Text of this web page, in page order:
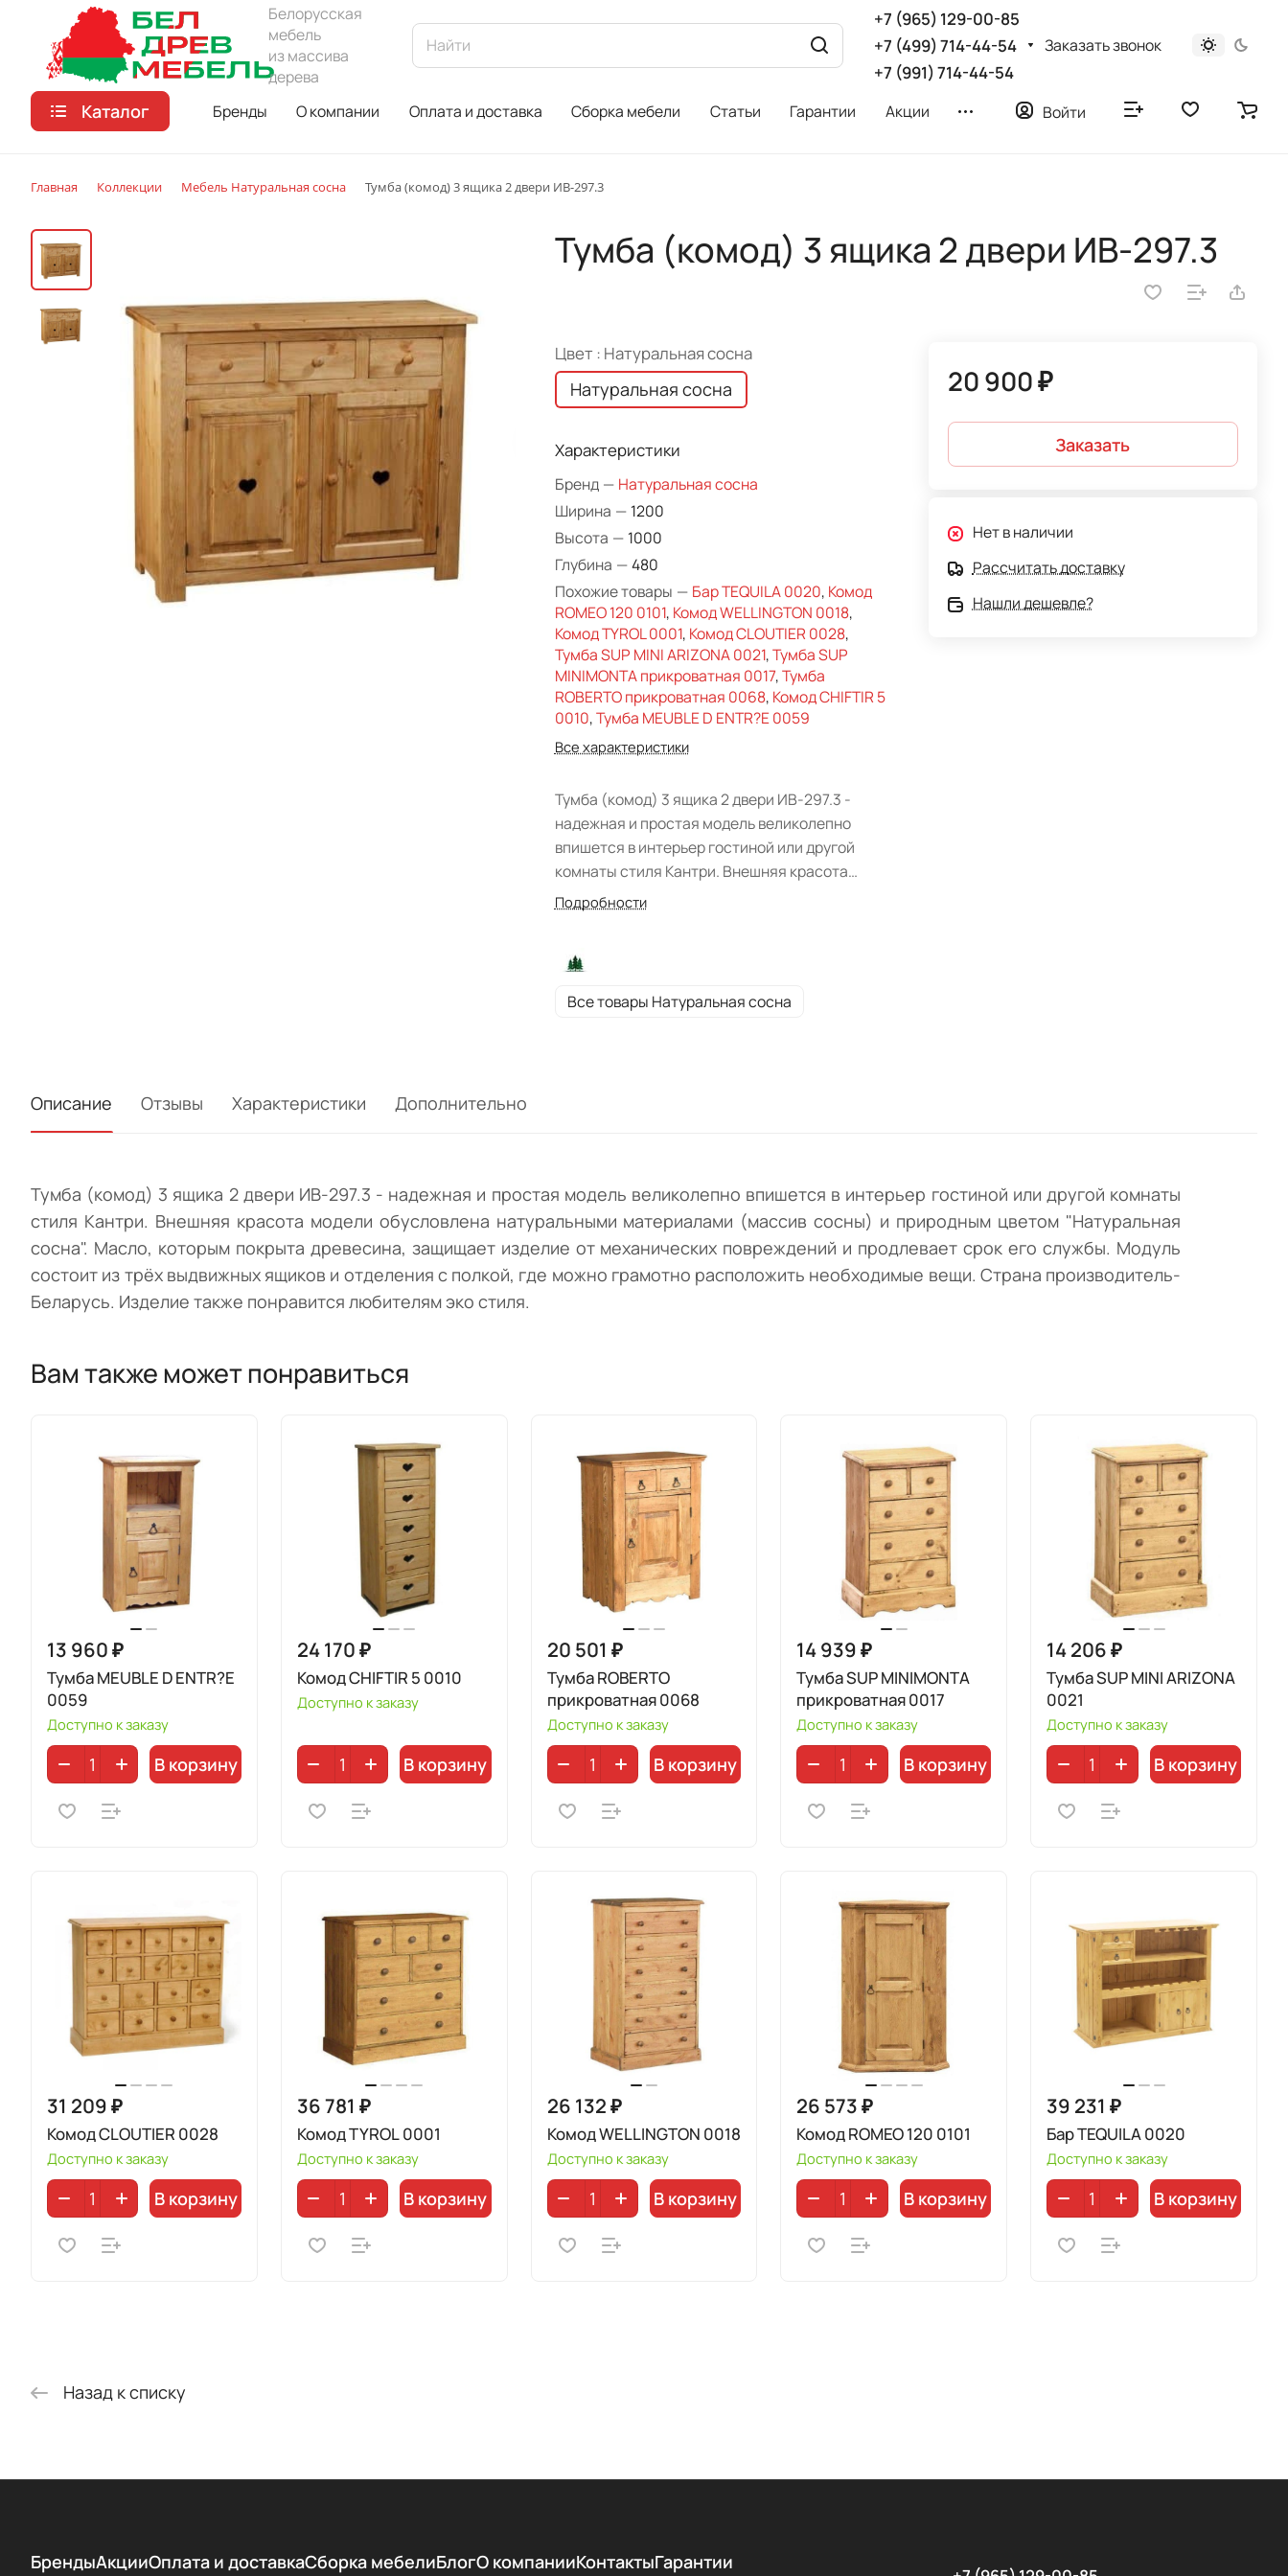
Белорусская
мебель
из массива
дерева
+7 (965) 129-00-85
+7 (499) 714-44-54
+7 (991) 714-44-54
Заказать звонок
Каталог Бренды О компании Оплата и доставка Сборка мебели Статьи Гарантии Акции Войти
Главная Коллекции Мебель Натуральная сосна Тумба (комод) 3 ящика 2 двери ИВ-297.3
Тумба (комод) 3 ящика 2 двери ИВ-297.3
Цвет : Натуральная сосна
Натуральная сосна
Характеристики
Бренд — Натуральная сосна
Ширина — 1200
Высота — 1000
Глубина —480
Похожие товары — Бар TEQUILA 0020, Комод
ROMEO 120 0101, Комод WELLINGTON 0018,
Комод TYROL 0001, Комод CLOUTIER 0028,
Тумба SUP MINI ARIZONA 0021,Тумба SUP
MINIMONTA прикроватная 0017,Тумба
ROBERTO прикроватная 0068, Комод CHIFTIR 5
0010,Тумба MEUBLE D ENTR?E 0059
Все характеристики
Тумба (комод) 3 ящика 2 двери ИВ-297.3 -
надежная и простая модель великолепно
впишется в интерьер гостиной или другой
комнаты стиля Кантри. Внешняя красота
модели обусловлена натуральными
покрыта древесина, защищает изделие от
механических повреждений и продлевает
срок его службы. Модуль состоит из трёх
Подробности
Все товары Натуральная сосна
20 900 ₽
Заказать
Нет в наличии
Рассчитать доставку
Нашли дешевле?
Описание Отзывы Характеристики Дополнительно
Тумба (комод) 3 ящика 2 двери ИВ-297.3 - надежная и простая модель великолепно впишется в интерьер гостиной или другой комнаты
стиля Кантри. Внешняя красота модели обусловлена натуральными материалами (массив сосны) и природным цветом "Натуральная
сосна". Масло, которым покрыта древесина, защищает изделие от механических повреждений и продлевает срок его службы. Модуль
состоит из трёх выдвижных ящиков и отделения с полкой, где можно грамотно расположить необходимые вещи. Страна производитель-
Беларусь. Изделие также понравится любителям эко стиля.
Вам также может понравиться
13 960 ₽
Тумба MEUBLE D ENTR?E
0059
Доступно к заказу
В корзину
24 170 ₽
Комод CHIFTIR 5 0010
Доступно к заказу
В корзину
20 501 ₽
Тумба ROBERTO
прикроватная 0068
Доступно к заказу
В корзину
14 939 ₽
Тумба SUP MINIMONTA
прикроватная 0017
Доступно к заказу
В корзину
14 206 ₽
Тумба SUP MINI ARIZONA
0021
Доступно к заказу
В корзину
31 209 ₽
Комод CLOUTIER 0028
Доступно к заказу
В корзину
36 781 ₽
Комод TYROL 0001
Доступно к заказу
В корзину
26 132 ₽
Комод WELLINGTON 0018
Доступно к заказу
В корзину
26 573 ₽
Комод ROMEO 120 0101
Доступно к заказу
В корзину
39 231 ₽
Бар TEQUILA 0020
Доступно к заказу
В корзину
Назад к списку
БрендыАкцииОплата и доставкаСборка мебелиБлогО компанииКонтактыГарантии